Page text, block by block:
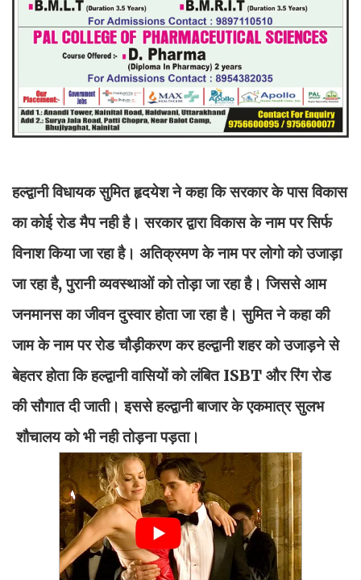
हल्द्वानी विधायक सुमित हृदयेश ने कहा कि सरकार के पास विकास
का कोई रोड मैप नही है। सरकार द्वारा विकास के नाम पर सिर्फ
विनाश किया जा रहा है। अतिक्रमण के नाम पर लोगो को उजाड़ा
जा रहा है, पुरानी व्यवस्थाओं को तोड़ा जा रहा है। जिससे आम
जनमानस का जीवन दुस्वार होता जा रहा है। सुमित ने कहा की
जाम के नाम पर रोड चौड़ीकरण कर हल्द्वानी शहर को उजाड़ने से
बेहतर होता कि हल्द्वानी वासियों को लंबित ISBT और रिंग रोड
की सौगात दी जाती। इससे हल्द्वानी बाजार के एकमात्र सुलभ
शौचालय को भी नही तोड़ना पड़ता।